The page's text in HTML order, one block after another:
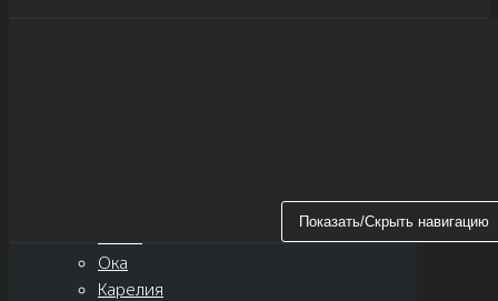
Показать/Скрыть навигацию
Ока
Карелия